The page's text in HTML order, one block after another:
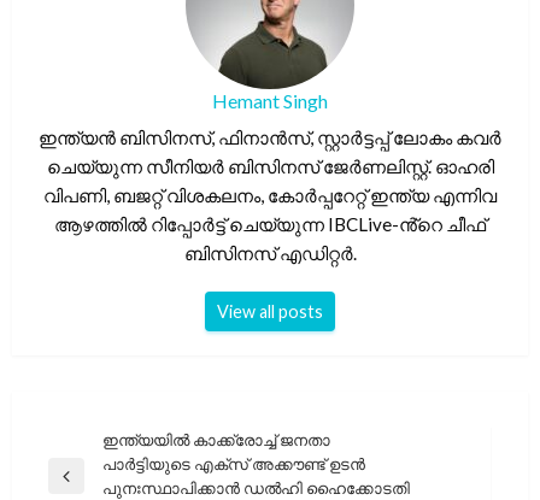
Hemant Singh
ഇന്ത്യൻ ബിസിനസ്, ഫിനാൻസ്, സ്റ്റാർട്ടപ്പ് ലോകം കവർ
ചെയ്യുന്ന സീനിയർ ബിസിനസ് ജേർണലിസ്റ്റ്. ഓഹരി
വിപണി, ബജറ്റ് വിശകലനം, കോർപ്പറേറ്റ് ഇന്ത്യ എന്നിവ
ആഴത്തിൽ റിപ്പോർട്ട് ചെയ്യുന്ന IBCLive-ൻ്റെ ചീഫ്
ബിസിനസ് എഡിറ്റർ.
View all posts
പോസ്റ്റുകളിലൂടെ
Previous
ഇന്ത്യയിൽ കാക്ക്രോച്ച് ജനതാ
പാർട്ടിയുടെ എക്‌സ് അക്കൗണ്ട് ഉടൻ
പുനഃസ്ഥാപിക്കാൻ ഡൽഹി ഹൈക്കോടതി